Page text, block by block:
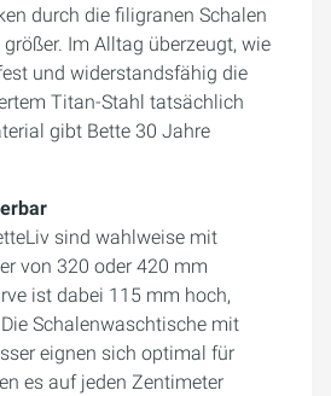
durch die filigranen Schalen
Im Alltag überzeugt, wie
und widerstandsfähig die
Titan-Stahl tatsächlich
gibt Bette 30 Jahre
sind wahlweise mit
von 320 oder 420 mm
ist dabei 115 mm hoch,
Schalenwaschtische mit
eignen sich optimal für
es auf jeden Zentimeter